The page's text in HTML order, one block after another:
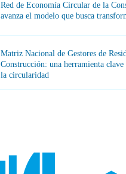
Red de Economía Circular de la
avanza el modelo que busca
Matriz Nacional de Gestores de
Construcción: una herramienta clave
la circularidad